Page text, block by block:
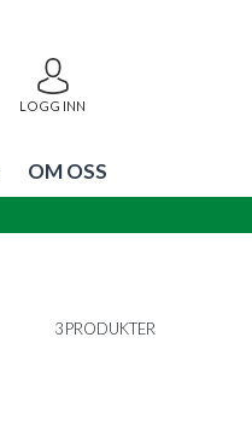
LOGG INN
OM OSS
3 PRODUKTER